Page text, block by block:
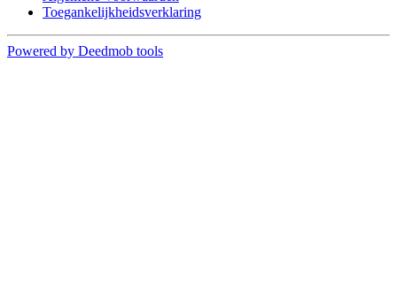
Toegankelijkheidsverklaring
Powered by Deedmob tools